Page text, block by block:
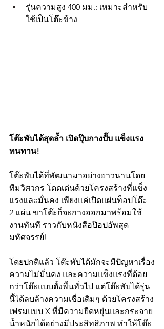
รุ่นความสูง 400 มม.: เหมาะสำหรับ
ใช้เป็นโต๊ะข้าง
โต๊ะพับได้สุดล้ำ เปิดปุ๊บกางปั๊บ แข็งแรง
ทนทาน!
โต๊ะพับได้ที่พัฒนามาอย่างยาวนานโดย
ทีมวิศวกร โดดเด่นด้วยโครงสร้างที่แข็ง
แรงและมั่นคง เพียงแค่เปิดแผ่นท็อปโต๊ะ
2 แผ่น ขาโต๊ะก็จะกางออกมาพร้อมใช้
งานทันที ราวกับหนังสือป๊อปอัพสุด
มหัศจรรย์!
โดยปกติแล้ว โต๊ะพับได้มักจะมีปัญหาเรื่อง
ความไม่มั่นคง และความแข็งแรงที่ด้อย
กว่าโต๊ะแบบตั้งพื้นทั่วไป แต่โต๊ะพับได้รุ่น
นี้ได้ลบล้างความเชื่อเดิมๆ ด้วยโครงสร้าง
เฟรมแบบ X ที่มีความยืดหยุ่นและกระจาย
น้ำหนักได้อย่างมีประสิทธิภาพ ทำให้โต๊ะ